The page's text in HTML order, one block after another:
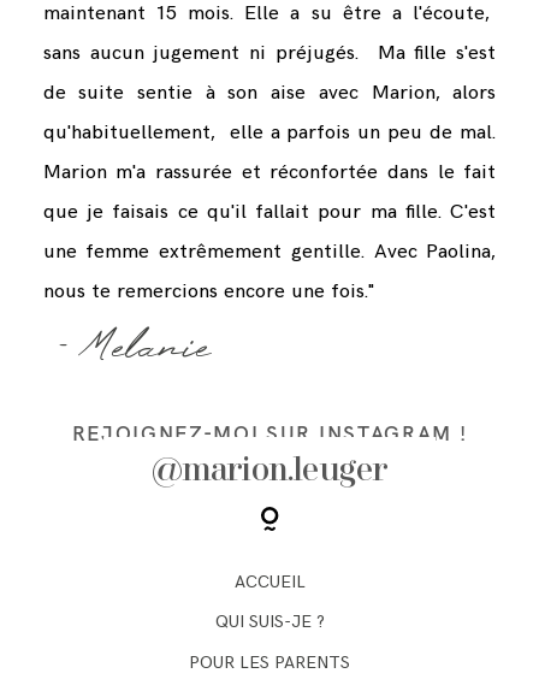
maintenant 15 mois. Elle a su être a l'écoute,
sans aucun jugement ni préjugés. Ma fille s'est
de suite sentie à son aise avec Marion, alors
qu'habituellement, elle a parfois un peu de mal.
Marion m'a rassurée et réconfortée dans le fait
que je faisais ce qu'il fallait pour ma fille. C'est
une femme extrêmement gentille. Avec Paolina,
nous te remercions encore une fois."
- Melanie
REJOIGNEZ-MOI SUR INSTAGRAM !
@marion.leuger
ACCUEIL
QUI SUIS-JE ?
POUR LES PARENTS